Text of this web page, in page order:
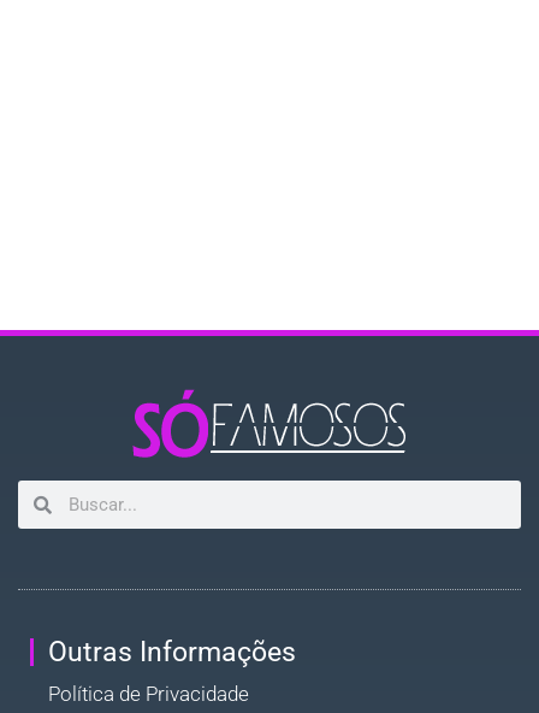
Outras Informações
Política de Privacidade